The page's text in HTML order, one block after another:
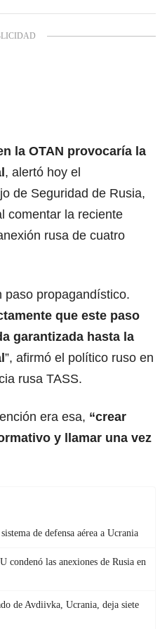
la OTAN provocaría la
, alertó hoy el
de Seguridad de Rusia,
comentar la reciente
rusa de cuatro
paso propagandístico.
que este paso
garantizada hasta la
”, afirmó el político ruso en
rusa TASS.
era esa, “crear
y llamar una vez
de defensa aérea a Ucrania
condenó las anexiones de Rusia en
de Avdiivka, Ucrania, deja siete